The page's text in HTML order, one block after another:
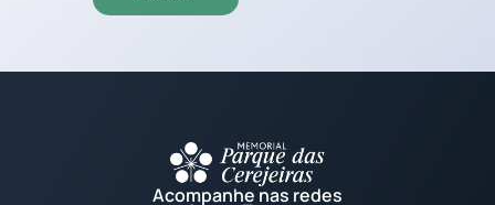
Acompanhe nas redes